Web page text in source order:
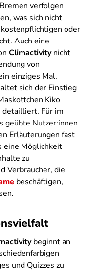
verfolgen
was sich nicht
oder
Auch eine
Climactivitynicht
von
einziges Mal.
sich der Einstieg
Kiko
Für im
geübte Nutzer:innen
Erläuterungen fast
eine Möglichkeit
zu
Verbraucher, die
beschäftigen,
beginnt an
und Quizzes zu